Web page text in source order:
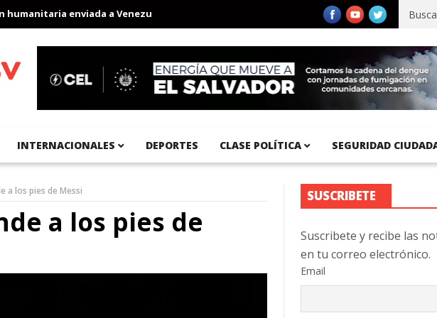
enviada a Venezuela Aeropuerto Internacional del Pacífico registra 92 % de
INTERNACIONALES DEPORTES CLASE POLÍTICA SEGURIDAD
a los pies de Messi
a los pies de
SUSCRIBETE
Suscribete y recibe las
en tu correo electrónico.
Email